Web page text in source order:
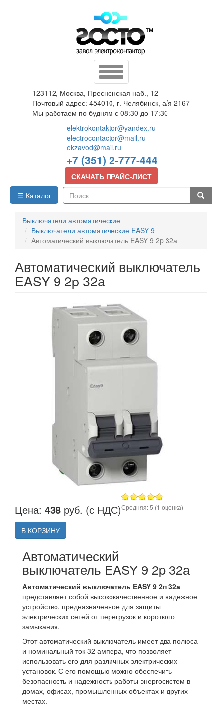
Toggle
navigation
123112, Москва, Пресненская наб., 12
Почтовый адрес: 454010, г. Челябинск, а/я 2167
Мы работаем по будням с 08:30 до 17:30
elektrokontaktor@yandex.ru
electrocontactor@mail.ru
ekzavod@mail.ru
+7 (351) 2-777-444
СКАЧАТЬ ПРАЙС-ЛИСТ
☰ Каталог
Выключатели автоматические
Выключатели автоматические EASY 9
Автоматический выключатель EASY 9 2p 32а
Автоматический выключатель
EASY 9 2p 32а
Цена: 438 руб. (с НДС)
В КОРЗИНУ
Средняя:5 (1 оценка)
Автоматический
выключатель EASY 9 2p 32а
Автоматический выключатель EASY 9 2п 32а
представляет собой высококачественное и надежное
устройство, предназначенное для защиты
электрических сетей от перегрузок и короткого
замыкания.
Этот автоматический выключатель имеет два полюса
и номинальный ток 32 ампера, что позволяет
использовать его для различных электрических
установок. С его помощью можно обеспечить
безопасность и надежность работы энергосистем в
домах, офисах, промышленных объектах и других
местах.